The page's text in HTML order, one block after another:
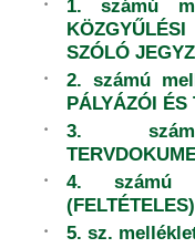
1. számú
SZÓLÓ
2. számú
PÁLYÁZÓI ÉS
3. számú
4. számú
5. sz.